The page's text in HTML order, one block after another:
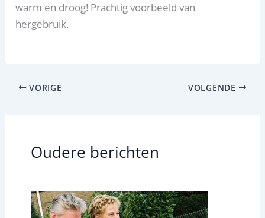
warm en droog! Prachtig voorbeeld van
hergebruik.
VORIGE VOLGENDE
Oudere berichten